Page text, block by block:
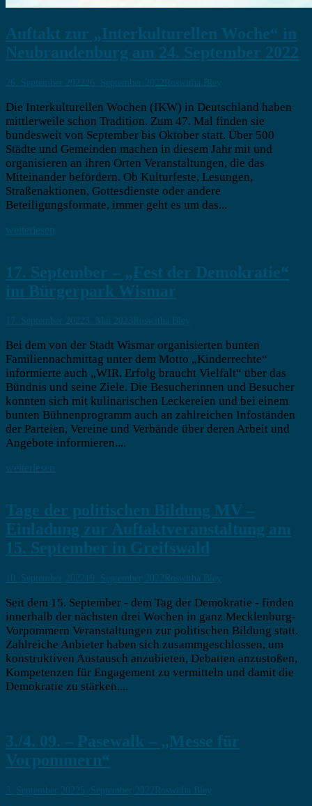
Auftakt zur „Interkulturellen Woche“ in
Neubrandenburg am 24. September 2022
26. September 2022 26. September 2022 Roswitha Bley
Die Interkulturellen Wochen (IKW) in Deutschland haben
mittlerweile schon Tradition. Zum 47. Mal finden sie
bundesweit von September bis Oktober statt. Über 500
Städte und Gemeinden machen in diesem Jahr mit und
organisieren an ihren Orten Veranstaltungen, die das
Miteinander befördern. Ob Kulturfeste, Lesungen,
Straßenaktionen, Gottesdienste oder andere
Beteiligungsformate, immer geht es um das...
weiterlesen
17. September – „Fest der Demokratie“
im Bürgerpark Wismar
17. September 2022 3. Mai 2023 Roswitha Bley
Bei dem von der Stadt Wismar organisierten bunten
Familiennachmittag unter dem Motto „Kinderrechte“
informierte auch „WIR. Erfolg braucht Vielfalt“ über das
Bündnis und seine Ziele. Die Besucherinnen und Besucher
konnten sich mit kulinarischen Leckereien und bei einem
bunten Bühnenprogramm auch an zahlreichen Infoständen
der Parteien, Vereine und Verbände über deren Arbeit und
Angebote informieren....
weiterlesen
Tage der politischen Bildung MV –
Einladung zur Auftaktveranstaltung am
15. September in Greifswald
10. September 2022 19. September 2022 Roswitha Bley
Seit dem 15. September - dem Tag der Demokratie - finden
innerhalb der nächsten drei Wochen in ganz Mecklenburg-
Vorpommern Veranstaltungen zur politischen Bildung statt.
Zahlreiche Anbieter haben sich zusammgeschlossen, um
konstruktiven Austausch anzubieten, Debatten anzustoßen,
Kompetenzen für Engagement zu vermitteln und damit die
Demokratie zu stärken....
3./4. 09. – Pasewalk – „Messe für
Vorpommern“
3. September 20225. September 2022 Roswitha Bley